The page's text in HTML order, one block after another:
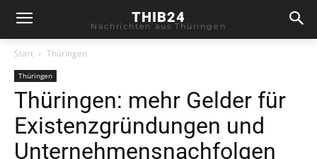
THIB24
Nachrichten aus Thüringen
Start Thüringen
Thüringen
Thüringen: mehr Gelder für
Existenzgründungen und
Unternehmensnachfolgen